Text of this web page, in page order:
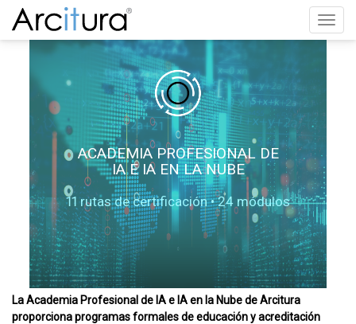
ACADEMIA PROFESIONAL DE
IA E IA EN LA NUBE
11 rutas de certificación • 24 módulos
La Academia Profesional de IA e IA en la Nube de Arcitura
proporciona programas formales de educación y acreditación